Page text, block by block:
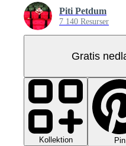
Piti Petdum
7 140 Resurser
Gratis
Kollektion Pin